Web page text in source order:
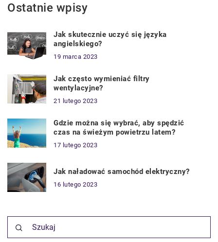
Ostatnie wpisy
Jak skutecznie uczyć się języka
angielskiego?
19 marca 2023
Jak często wymieniać filtry
wentylacyjne?
21 lutego 2023
Gdzie można się wybrać, aby spędzić
czas na świeżym powietrzu latem?
17 lutego 2023
Jak naładować samochód elektryczny?
16 lutego 2023